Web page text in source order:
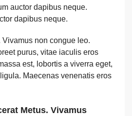
auctor dapibus neque.
dapibus neque.
Vivamus non congue leo.
purus, vitae iaculis eros
est, lobortis a viverra eget,
Maecenas venenatis eros
Metus. Vivamus